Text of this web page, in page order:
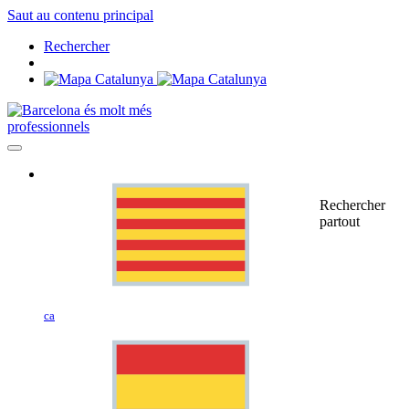
Saut au contenu principal
Rechercher
professionnels
ca
Rechercher
partout